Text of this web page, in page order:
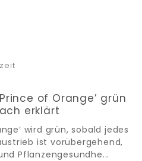
of Orange’ grün
erklärt
wird grün, sobald jedes
ist vorübergehend,
Pflanzengesundhe...